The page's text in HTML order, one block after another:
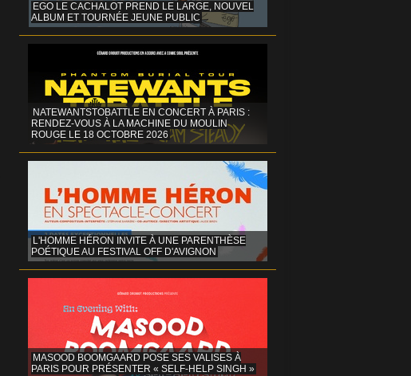
EGO LE CACHALOT PREND LE LARGE, NOUVEL
ALBUM ET TOURNÉE JEUNE PUBLIC
NATEWANTSTOBATTLE EN CONCERT À PARIS :
RENDEZ-VOUS À LA MACHINE DU MOULIN
ROUGE LE 18 OCTOBRE 2026
L'HOMME HÉRON INVITE À UNE PARENTHÈSE
POÉTIQUE AU FESTIVAL OFF D'AVIGNON
MASOOD BOOMGAARD POSE SES VALISES À
PARIS POUR PRÉSENTER « SELF-HELP SINGH »